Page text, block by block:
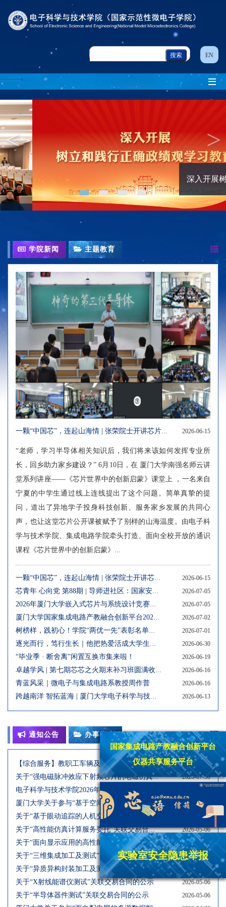
国家集成电路产教融合创新平台
仪器共享服务平台
实验室安全隐患举报
EN
深入开展树立和践行正确政绩观学习教育
< >
学院新闻 主题教育
一颗“中国芯”，连起山海情 | 张荣院士开讲芯片公开课，带你走进神奇的第三代半导体 2026-06-15
“老师，学习半导体相关知识后，我们将来该如何发挥专业所
长，回乡助力家乡建设？” 6月10日，在 厦门大学南强名师云讲
堂系列讲座——《芯片世界中的创新启蒙》课堂上 ，一名来自
宁夏的中学生通过线上连线提出了这个问题。简单真挚的提
问，道出了异地学子投身科技创新、服务家乡发展的共同心
声，也让这堂芯片公开课被赋予了别样的山海温度。由电子科
学与技术学院、集成电路学院牵头打造、面向全校开放的通识
课程《芯片世界中的创新启蒙》...
一颗“中国芯”，连起山海情 | 张荣院士开讲芯片公开课，带你走进神奇的第三代半导体
2026-06-15
芯青年 心向党 第88期 | 导师进社区：国家安全记心间 反诈防骗护青春
2026-07-05
2026年厦门大学嵌入式芯片与系统设计竞赛正式启动
2026-07-05
厦门大学国家集成电路产教融合创新平台2026年工程技术系列专业技术中初级职务人员招聘启事
2026-07-02
树榜样，践初心！学院“两优一先”表彰名单来了
2026-07-01
逐光而行，笃行生长｜他把热爱活成大学生活的全部答案
2026-06-30
“毕业季 · 断舍离”闲置互换市集来啦！
2026-06-19
卓越学风 | 第七期芯芯之火期末补习班圆满收官
2026-06-16
青蓝风采｜微电子与集成电路系教授周作普
2026-06-16
跨越南洋 智拓蓝海 | 厦门大学电子科学与技术学院AI时代创新管理研修班（马来西亚板块）圆满落幕
2026-06-13
通知公告 办事指南
【综合服务】教职工车辆及公务接待校门通行办理流程
2023-10-01
关于“强电磁脉冲效应下射频芯片的电磁仿真与应用”关联交易合同公示
2026-07-30
电子科学与技术学院2026年暑期值班表
厦门大学关于参与“基于空间代谢组学新方法的疾病发生发展研究”成果拟申报“2026年度中国分析测试协会分析测试科学奖”的信息公示
2026-06-18
关于“基于眼动追踪的人机交互方法、系统和装置”专利权转让的公示
2026-05-18
关于“高性能仿真计算服务委托”关联交易合同的公示
2026-05-06
关于“面向显示应用的高性能Micro-LED全彩器件制备与表征研究”关联交易合同的公示
2026-05-06
关于“三维集成加工及测试”关联交易合同的公示
2026-05-06
2026-05-06
关于“X射线能谱仪测试”关联交易合同的公示 2026-05-06
关于“半导体器件测试”关联交易合同的公示
2026-05-06